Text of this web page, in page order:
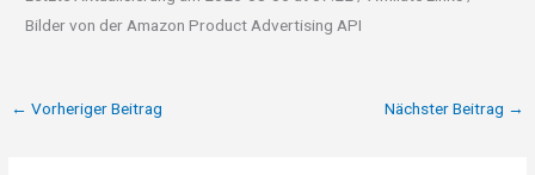
Bilder von der Amazon Product Advertising API
← Vorheriger Beitrag Nächster Beitrag →